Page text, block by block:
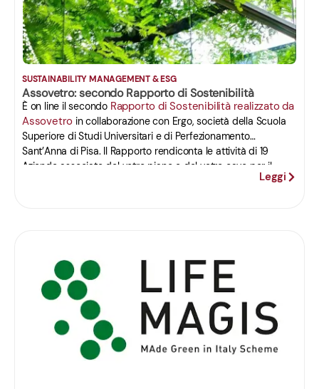
SUSTAINABILITY MANAGEMENT & ESG
Assovetro: secondo Rapporto di Sostenibilità
È on line il secondo Rapporto di Sostenibilità realizzato da
Assovetro in collaborazione con Ergo, società della Scuola
Superiore di Studi Universitari e di Perfezionamento
Sant’Anna di Pisa. Il Rapporto rendiconta le attività di 19
Aziende associate del vetro piano e del vetro cavo per il
Leggi